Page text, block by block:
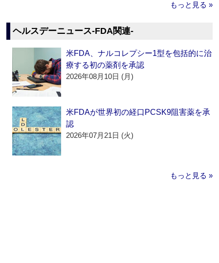
もっと見る »
ヘルスデーニュース‐FDA関連‐
米FDA、ナルコレプシー1型を包括的に治
療する初の薬剤を承認
2026年08月10日 (月)
米FDAが世界初の経口PCSK9阻害薬を承
認
2026年07月21日 (火)
もっと見る »